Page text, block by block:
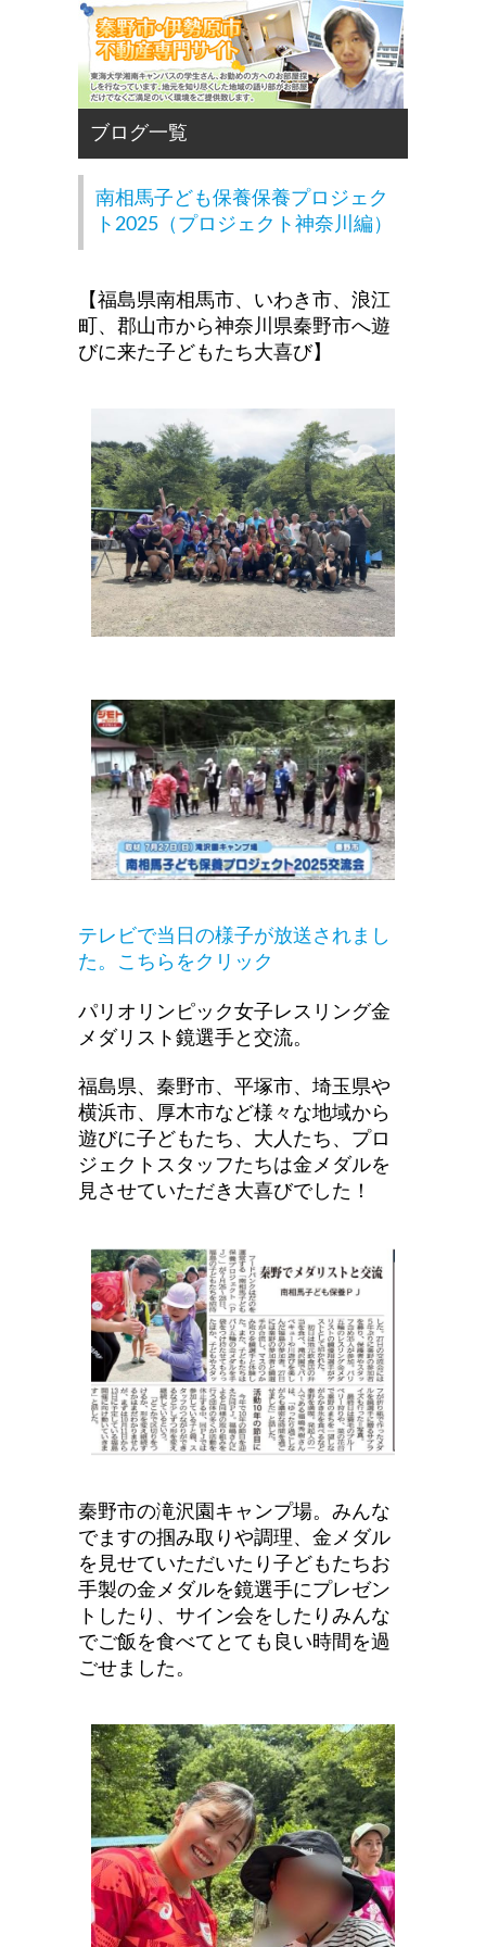
南相馬子ども保養保養プロジェク
ト2025（プロジェクト神奈川編）
【福島県南相馬市、いわき市、浪江
町、郡山市から神奈川県秦野市へ遊
びに来た子どもたち大喜び】
テレビで当日の様子が放送されまし
た。こちらをクリック
パリオリンピック女子レスリング金
メダリスト鏡選手と交流。
福島県、秦野市、平塚市、埼玉県や
横浜市、厚木市など様々な地域から
遊びに子どもたち、大人たち、プロ
ジェクトスタッフたちは金メダルを
見させていただき大喜びでした！
秦野市の滝沢園キャンプ場。みんな
でますの掴み取りや調理、金メダル
を見せていただいたり子どもたちお
手製の金メダルを鏡選手にプレゼン
トしたり、サイン会をしたりみんな
でご飯を食べてとても良い時間を過
ごせました。